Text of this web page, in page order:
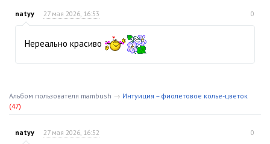
natyy 27 мая 2026, 16:53 0
Нереально красиво
Альбом пользователя mambush → Интуиция – фиолетовое колье-цветок
(47)
natyy 27 мая 2026, 16:52 0